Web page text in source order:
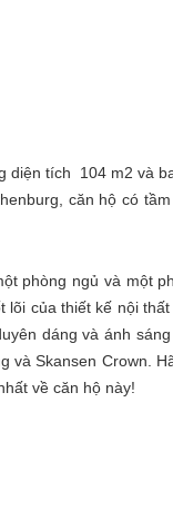
diện tích 104 m2 và
căn hộ có
phòng ngủ và một
lõi của thiết kế nội
dáng và ánh
và Skansen Crown.
về căn hộ này!